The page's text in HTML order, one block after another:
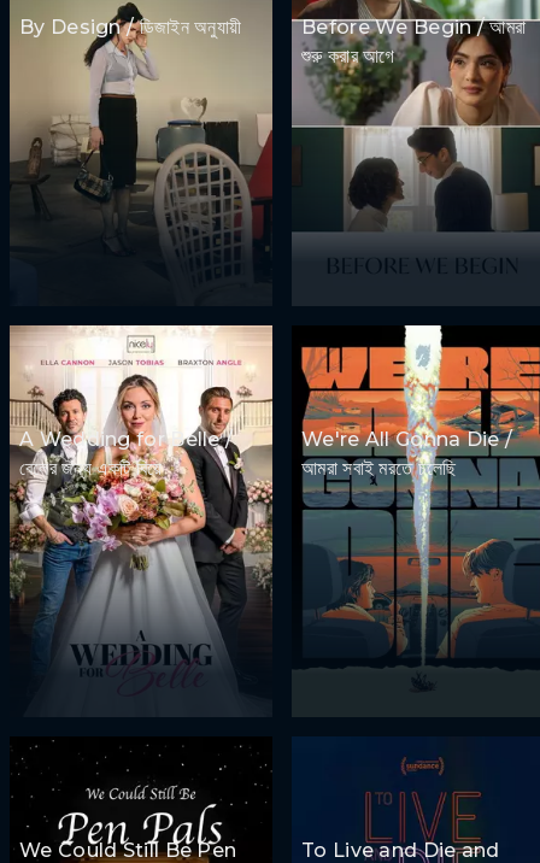
By Design / ডিজাইন অনুযায়ী
Before We Begin / আমরা
শুরু করার আগে
A Wedding for Belle /
বেলের জন্য একটি বিয়ে
We're All Gonna Die /
আমরা সবাই মরতে চলেছি
We Could Still Be Pen
To Live and Die and